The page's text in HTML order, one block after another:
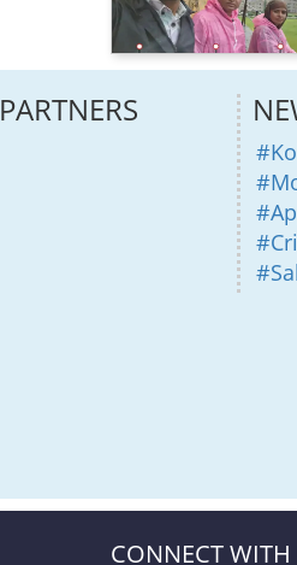
PARTNERS
CONNECT WITH